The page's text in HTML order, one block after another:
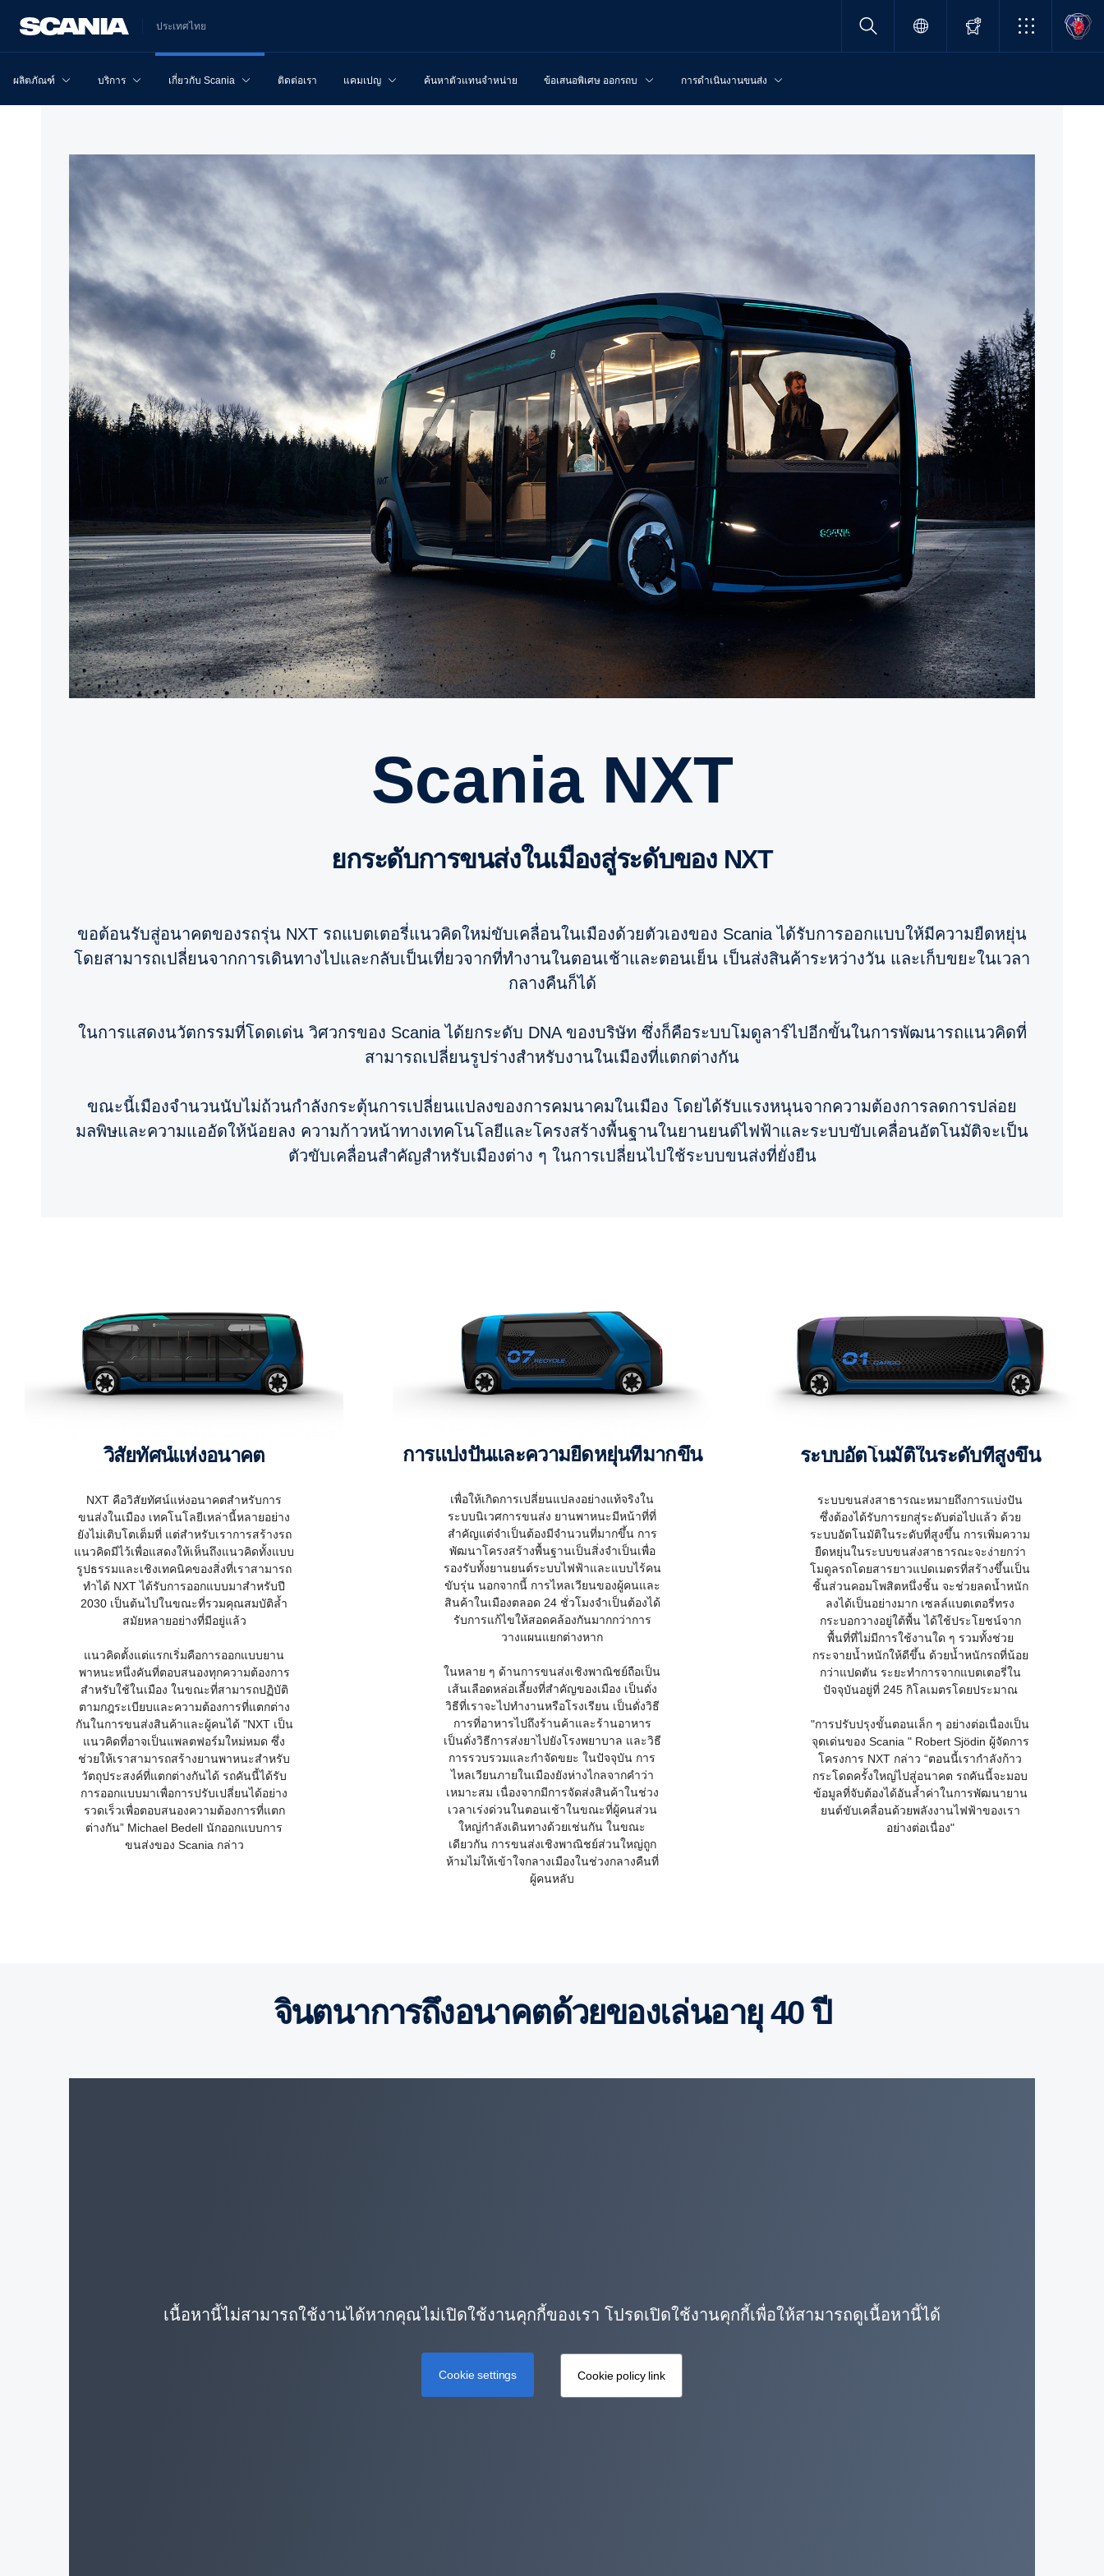
ประเทศไทย
ผลิตภัณฑ์ บริการ เกี่ยวกับ Scania ติดต่อเรา แคมเปญ ค้นหาตัวแทนจำหน่าย ข้อเสนอพิเศษ ออกรถบรรทุกใหม่ การดำเนินงานขนส่ง
Scania NXT
ยกระดับการขนส่งในเมืองสู่ระดับของ NXT
ขอต้อนรับสู่อนาคตของรถรุ่น NXT รถแบตเตอรี่แนวคิดใหม่ขับเคลื่อนในเมืองด้วยตัวเองของ Scania ได้รับการออกแบบให้มีความยืดหยุ่น
โดยสามารถเปลี่ยนจากการเดินทางไปและกลับเป็นเที่ยวจากที่ทำงานในตอนเช้าและตอนเย็น เป็นส่งสินค้าระหว่างวัน และเก็บขยะในเวลา
กลางคืนก็ได้
ในการแสดงนวัตกรรมที่โดดเด่น วิศวกรของ Scania ได้ยกระดับ DNA ของบริษัท ซึ่งก็คือระบบโมดูลาร์ไปอีกขั้นในการพัฒนารถแนวคิดที่
สามารถเปลี่ยนรูปร่างสำหรับงานในเมืองที่แตกต่างกัน
ขณะนี้เมืองจำนวนนับไม่ถ้วนกำลังกระตุ้นการเปลี่ยนแปลงของการคมนาคมในเมือง โดยได้รับแรงหนุนจากความต้องการลดการปล่อย
มลพิษและความแออัดให้น้อยลง ความก้าวหน้าทางเทคโนโลยีและโครงสร้างพื้นฐานในยานยนต์ไฟฟ้าและระบบขับเคลื่อนอัตโนมัติจะเป็น
ตัวขับเคลื่อนสำคัญสำหรับเมืองต่าง ๆ ในการเปลี่ยนไปใช้ระบบขนส่งที่ยั่งยืน
วิสัยทัศน์แห่งอนาคต
NXT คือวิสัยทัศน์แห่งอนาคตสำหรับการ
ขนส่งในเมือง เทคโนโลยีเหล่านี้หลายอย่าง
ยังไม่เติบโตเต็มที่ แต่สำหรับเราการสร้างรถ
แนวคิดมีไว้เพื่อแสดงให้เห็นถึงแนวคิดทั้งแบบ
รูปธรรมและเชิงเทคนิคของสิ่งที่เราสามารถ
ทำได้ NXT ได้รับการออกแบบมาสำหรับปี
2030 เป็นต้นไปในขณะที่รวมคุณสมบัติล้ำ
สมัยหลายอย่างที่มีอยู่แล้ว
แนวคิดตั้งแต่แรกเริ่มคือการออกแบบยาน
พาหนะหนึ่งคันที่ตอบสนองทุกความต้องการ
สำหรับใช้ในเมือง ในขณะที่สามารถปฏิบัติ
ตามกฎระเบียบและความต้องการที่แตกต่าง
กันในการขนส่งสินค้าและผู้คนได้ "NXT เป็น
แนวคิดที่อาจเป็นแพลตฟอร์มใหม่หมด ซึ่ง
ช่วยให้เราสามารถสร้างยานพาหนะสำหรับ
วัตถุประสงค์ที่แตกต่างกันได้ รถคันนี้ได้รับ
การออกแบบมาเพื่อการปรับเปลี่ยนได้อย่าง
รวดเร็วเพื่อตอบสนองความต้องการที่แตก
ต่างกัน” Michael Bedell นักออกแบบการ
ขนส่งของ Scania กล่าว
การแบ่งปันและความยืดหยุ่นที่มากขึ้น
เพื่อให้เกิดการเปลี่ยนแปลงอย่างแท้จริงใน
ระบบนิเวศการขนส่ง ยานพาหนะมีหน้าที่ที่
สำคัญแต่จำเป็นต้องมีจำนวนที่มากขึ้น การ
พัฒนาโครงสร้างพื้นฐานเป็นสิ่งจำเป็นเพื่อ
รองรับทั้งยานยนต์ระบบไฟฟ้าและแบบไร้คน
ขับรุ่น นอกจากนี้ การไหลเวียนของผู้คนและ
สินค้าในเมืองตลอด 24 ชั่วโมงจำเป็นต้องได้
รับการแก้ไขให้สอดคล้องกันมากกว่าการ
วางแผนแยกต่างหาก
ในหลาย ๆ ด้านการขนส่งเชิงพาณิชย์ถือเป็น
เส้นเลือดหล่อเลี้ยงที่สำคัญของเมือง เป็นดั่ง
วิธีที่เราจะไปทำงานหรือโรงเรียน เป็นดั่งวิธี
การที่อาหารไปถึงร้านค้าและร้านอาหาร
เป็นดั่งวิธีการส่งยาไปยังโรงพยาบาล และวิธี
การรวบรวมและกำจัดขยะ ในปัจจุบัน การ
ไหลเวียนภายในเมืองยังห่างไกลจากคำว่า
เหมาะสม เนื่องจากมีการจัดส่งสินค้าในช่วง
เวลาเร่งด่วนในตอนเช้าในขณะที่ผู้คนส่วน
ใหญ่กำลังเดินทางด้วยเช่นกัน ในขณะ
เดียวกัน การขนส่งเชิงพาณิชย์ส่วนใหญ่ถูก
ห้ามไม่ให้เข้าใจกลางเมืองในช่วงกลางคืนที่
ผู้คนหลับ
ระบบอัตโนมัติในระดับที่สูงขึ้น
ระบบขนส่งสาธารณะหมายถึงการแบ่งปัน
ซึ่งต้องได้รับการยกสู่ระดับต่อไปแล้ว ด้วย
ระบบอัตโนมัติในระดับที่สูงขึ้น การเพิ่มความ
ยืดหยุ่นในระบบขนส่งสาธารณะจะง่ายกว่า
โมดูลรถโดยสารยาวแปดเมตรที่สร้างขึ้นเป็น
ชิ้นส่วนคอมโพสิตหนึ่งชิ้น จะช่วยลดน้ำหนัก
ลงได้เป็นอย่างมาก เซลล์แบตเตอรี่ทรง
กระบอกวางอยู่ใต้พื้น ได้ใช้ประโยชน์จาก
พื้นที่ที่ไม่มีการใช้งานใด ๆ รวมทั้งช่วย
กระจายน้ำหนักให้ดีขึ้น ด้วยน้ำหนักรถที่น้อย
กว่าแปดตัน ระยะทำการจากแบตเตอรี่ใน
ปัจจุบันอยู่ที่ 245 กิโลเมตรโดยประมาณ
"การปรับปรุงขั้นตอนเล็ก ๆ อย่างต่อเนื่องเป็น
จุดเด่นของ Scania " Robert Sjödin ผู้จัดการ
โครงการ NXT กล่าว “ตอนนี้เรากำลังก้าว
กระโดดครั้งใหญ่ไปสู่อนาคต รถคันนี้จะมอบ
ข้อมูลที่จับต้องได้อันล้ำค่าในการพัฒนายาน
ยนต์ขับเคลื่อนด้วยพลังงานไฟฟ้าของเรา
อย่างต่อเนื่อง"
จินตนาการถึงอนาคตด้วยของเล่นอายุ 40 ปี
เนื้อหานี้ไม่สามารถใช้งานได้หากคุณไม่เปิดใช้งานคุกกี้ของเรา โปรดเปิดใช้งานคุกกี้เพื่อให้สามารถดูเนื้อหานี้ได้
Cookie settings Cookie policy link